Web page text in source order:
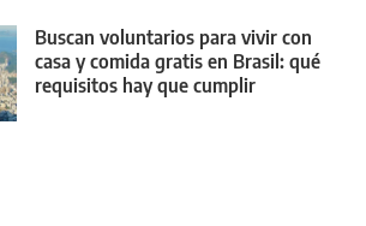
Buscan voluntarios para vivir con
casa y comida gratis en Brasil: qué
requisitos hay que cumplir